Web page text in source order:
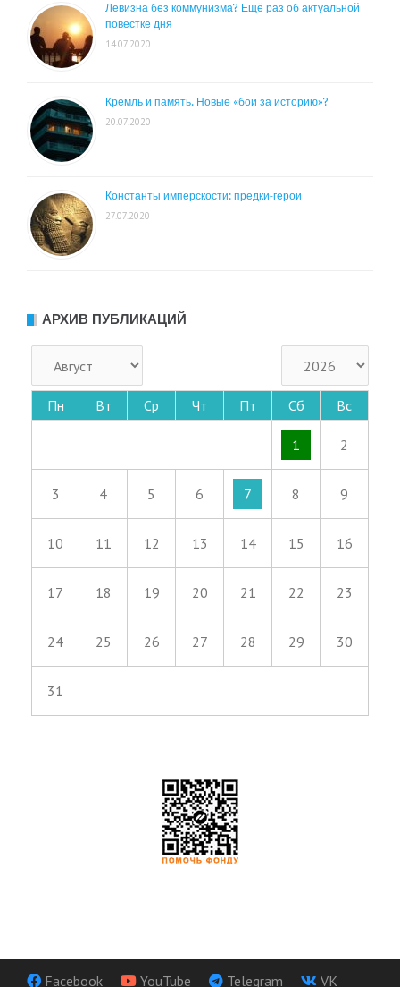
Левизна без коммунизма? Ещё раз об актуальной
повестке дня
14.07.2020
Кремль и память. Новые «бои за историю»?
20.07.2020
Константы имперскости: предки-герои
27.07.2020
АРХИВ ПУБЛИКАЦИЙ
Пн Вт Ср Чт Пт Сб Вс
1 2
3 4 5 6 7 8 9
10 11 12 13 14 15 16
17 18 19 20 21 22 23
24 25 26 27 28 29 30
31
Facebook YouTube Telegram VK